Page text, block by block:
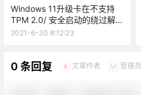
Windows 11升级卡在不支持
TPM 2.0/ 安全启动的绕过解决
方法
2021-6-30 8:12:23
0 条回复 A 文章作者 M 管理员